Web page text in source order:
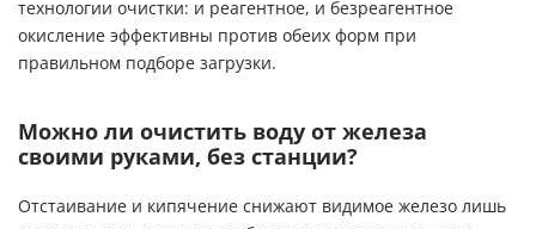
технологии очистки: и реагентное, и безреагентное
окисление эффективны против обеих форм при
правильном подборе загрузки.
Можно ли очистить воду от железа
своими руками, без станции?
Отстаивание и кипячение снижают видимое железо лишь